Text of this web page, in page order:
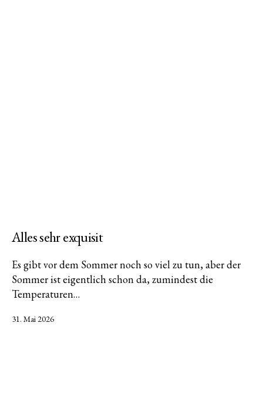
Alles sehr exquisit
Es gibt vor dem Sommer noch so viel zu tun, aber der
Sommer ist eigentlich schon da, zumindest die
Temperaturen…
Veröffentlicht
31. Mai 2026